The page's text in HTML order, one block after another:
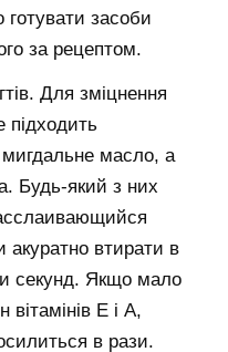
готувати засоби
за рецептом.
Для зміцнення
підходить
масло, а
Будь-який з них
акуратно втирати в
секунд. Якщо мало
Е і А,
в рази.